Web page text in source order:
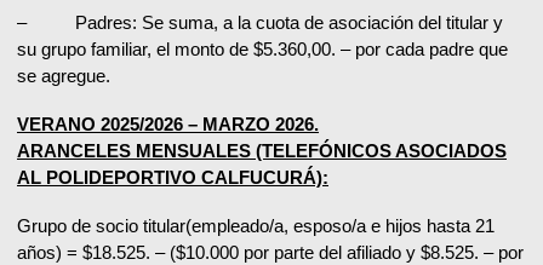
– Padres: Se suma, a la cuota de asociación del titular y
su grupo familiar, el monto de $5.360,00. – por cada padre que
se agregue.
VERANO 2025/2026 – MARZO 2026.
ARANCELES MENSUALES (TELEFÓNICOS ASOCIADOS
AL POLIDEPORTIVO CALFUCURÁ):
Grupo de socio titular(empleado/a, esposo/a e hijos hasta 21
años) = $18.525. – ($10.000 por parte del afiliado y $8.525. – por